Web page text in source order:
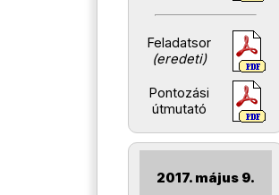
Feladatsor
(eredeti)
Pontozási
útmutató
2017. május 9.